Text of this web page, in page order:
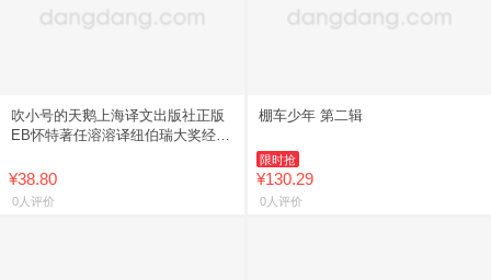
吹小号的天鹅上海译文出版社正版
EB怀特著任溶溶译纽伯瑞大奖经典
书籍7-12岁儿童文学故事书
¥38.80
0人评价
棚车少年 第二辑
限时抢
¥130.29
0人评价